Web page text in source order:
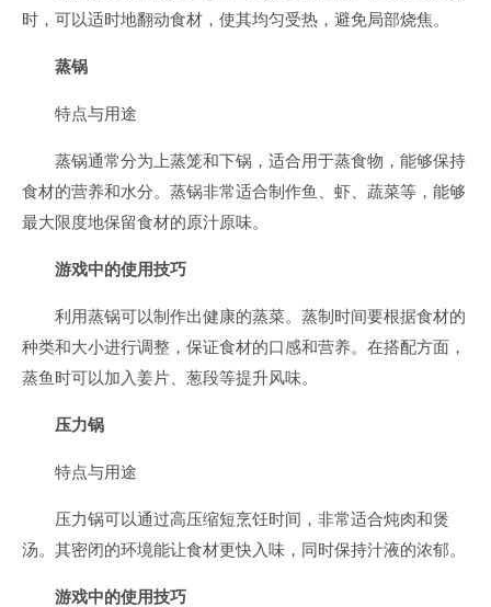
时，可以适时地翻动食材，使其均匀受热，避免局部烧焦。
蒸锅
特点与用途
蒸锅通常分为上蒸笼和下锅，适合用于蒸食物，能够保持
食材的营养和水分。蒸锅非常适合制作鱼、虾、蔬菜等，能够
最大限度地保留食材的原汁原味。
游戏中的使用技巧
利用蒸锅可以制作出健康的蒸菜。蒸制时间要根据食材的
种类和大小进行调整，保证食材的口感和营养。在搭配方面，
蒸鱼时可以加入姜片、葱段等提升风味。
压力锅
特点与用途
压力锅可以通过高压缩短烹饪时间，非常适合炖肉和煲
汤。其密闭的环境能让食材更快入味，同时保持汁液的浓郁。
游戏中的使用技巧